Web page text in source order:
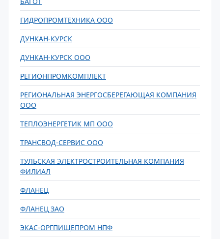
ГИДРОПРОМТЕХНИКА ООО
ДУНКАН-КУРСК
ДУНКАН-КУРСК ООО
РЕГИОНПРОМКОМПЛЕКТ
РЕГИОНАЛЬНАЯ ЭНЕРГОСБЕРЕГАЮЩАЯ КОМПАНИЯ
ООО
ТЕПЛОЭНЕРГЕТИК МП ООО
ТРАНСВОД-СЕРВИС ООО
ТУЛЬСКАЯ ЭЛЕКТРОСТРОИТЕЛЬНАЯ КОМПАНИЯ
ФИЛИАЛ
ФЛАНЕЦ
ФЛАНЕЦ ЗАО
ЭКАС-ОРГПИЩЕПРОМ НПФ